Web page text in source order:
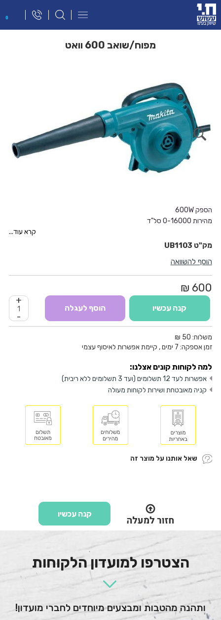
0
פתח
מפוח/שואב 600 וואט
הספק 600W
מהירות 0-16000 סל"ד
כמות אויר0-4.1 מ"ק / דקה
קרא עוד...
הוסף להשוואה
600 ₪
-
+
הוסף לעגלה קנה עכשיו
משלוח: 50 ₪
זמן אספקה: 7 ימים , קיימת אפשרות לאיסוף עצמי
למה לקוחות קונים אצלנו:
אפשרות לעד 12 תשלומים (ועד 3 תשלומים ללא ריבית)
קניה מאובטחת ושירות לקוחות מעולה
שאל אותנו על מוצר זה
קנה עכשיו
הצטרפו למועדון הלקוחות
ותהנה מהטבות ומבצעים מיוחדים לחברי מועדון!